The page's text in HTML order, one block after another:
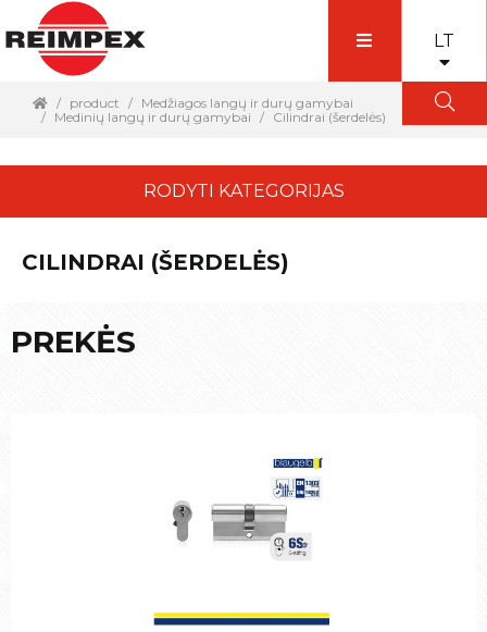
LT
product
Medžiagos langų ir durų gamybai
Medinių langų ir durų gamybai
Cilindrai (šerdelės)
RODYTI KATEGORIJAS
CILINDRAI (ŠERDELĖS)
PREKĖS